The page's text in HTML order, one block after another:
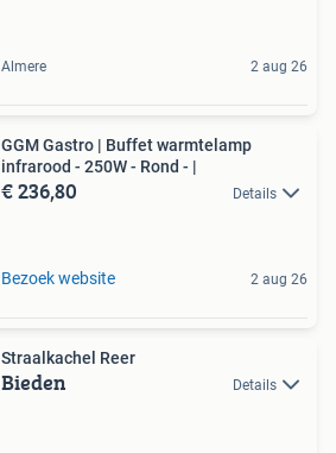
Almere 2 aug 26
GGM Gastro | Buffet warmtelamp
infrarood - 250W - Rond - |
€ 236,80 Details
Bezoek website 2 aug 26
Straalkachel Reer
Bieden Details